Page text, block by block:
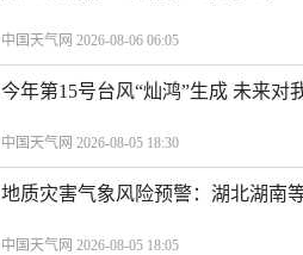
中国天气网 2026-08-06 06:05
今年第15号台风“灿鸿”生成 未来对
中国天气网 2026-08-05 18:30
地质灾害气象风险预警：湖北湖南
中国天气网 2026-08-05 18:05